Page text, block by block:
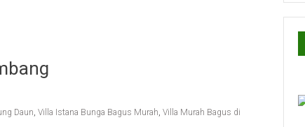
Daun Villa Istana Bunga Bagus Murah Villa Murah Bagus di